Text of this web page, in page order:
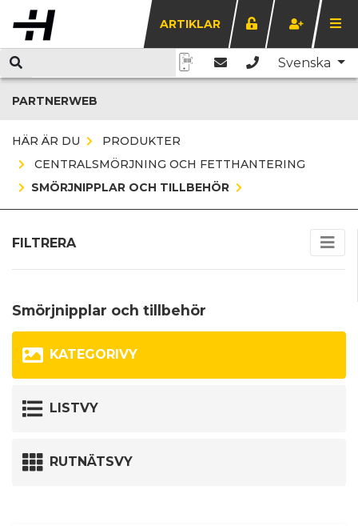
ARTIKLAR
Svenska
PARTNERWEB
HÄR ÄR DU
PRODUKTER
CENTRALSMÖRJNING OCH FETTHANTERING
SMÖRJNIPPLAR OCH TILLBEHÖR
FILTRERA
Smörjnipplar och tillbehör
KATEGORIVY
LISTVY
RUTNÄTSVY